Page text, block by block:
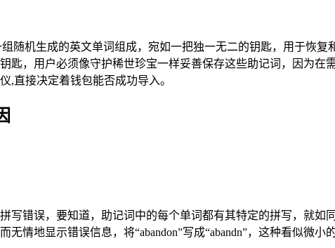
随机生成的英文单词组成，宛如一把独一无二的钥匙，用于恢
匙，用户必须像守护稀世珍宝一样妥善保存这些助记词，因为
,直接决定着钱包能否成功导入。
写错误，要知道，助记词中的每个单词都有其特定的拼写，就如
情地显示错误信息，将“abandon”写成“abandn”，这种看似微小